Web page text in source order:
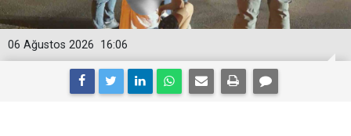
16:06
06 Ağustos 2026